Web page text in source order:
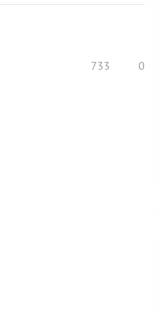
733 0